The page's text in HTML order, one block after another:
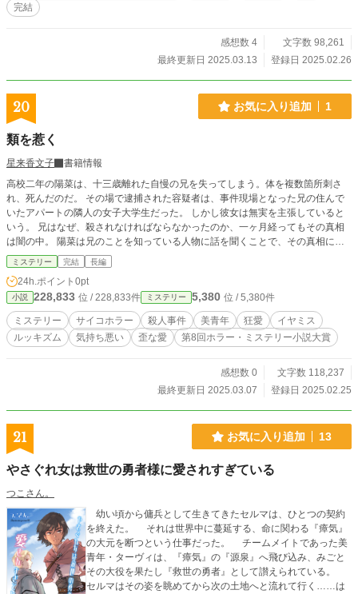
完結
感想数 4
文字数 98,261
最終更新日 2025.03.13
登録日 2025.02.26
20 お気に入り追加 1
類を惹く
星来香文子
書籍情報
高校二年の陽菜は、十三歳離れた自慢の兄を失ってしまう。体を複数箇所刺さ
れ、死んだのだ。 その場で逮捕された容疑者は、事件現場となった兄の住んで
いたアパートの隣人の女子大学生だった。 しかし彼女は無実を主張していると
いう。 兄はなぜ、殺されなければならなかったのか、一ヶ月経ってもその真相
は闇の中。 陽菜は兄のことを知っている人物に話を聞くことで、その真相に近
づいて行く。 ※タイトルは「類（るい）を惹（ひ）く」と読みます。 ※この作
品は他の投稿サイト（カクヨム等)にも掲載しています。
ミステリー 完結 長編
24h.ポイント 0pt
小説 228,833 位 / 228,833件 ミステリー 5,380 位 / 5,380件
ミステリー サイコホラー 殺人事件 美青年 狂愛
イヤミス
ルッキズム
気持ち悪い 歪な愛 第8回ホラー・ミステリー小説大賞
感想数 0
文字数 118,237
最終更新日 2025.03.07
登録日 2025.02.25
21 お気に入り追加 13
やさぐれ女は救世の勇者様に愛されすぎている
つこさん。
幼い頃から傭兵として生きてきたセルマは、ひとつの契約
を終えた。 それは世界中に蔓延する、命に関わる『瘴気』
の大元を断つという仕事だった。 チームメイトであった美
青年・ターヴィは、『瘴気』の『源泉』へ飛び込み、みごと
その大役を果たし『救世の勇者』として讃えられている。
セルマはその姿を眺めてから次の土地へと流れて行く……は